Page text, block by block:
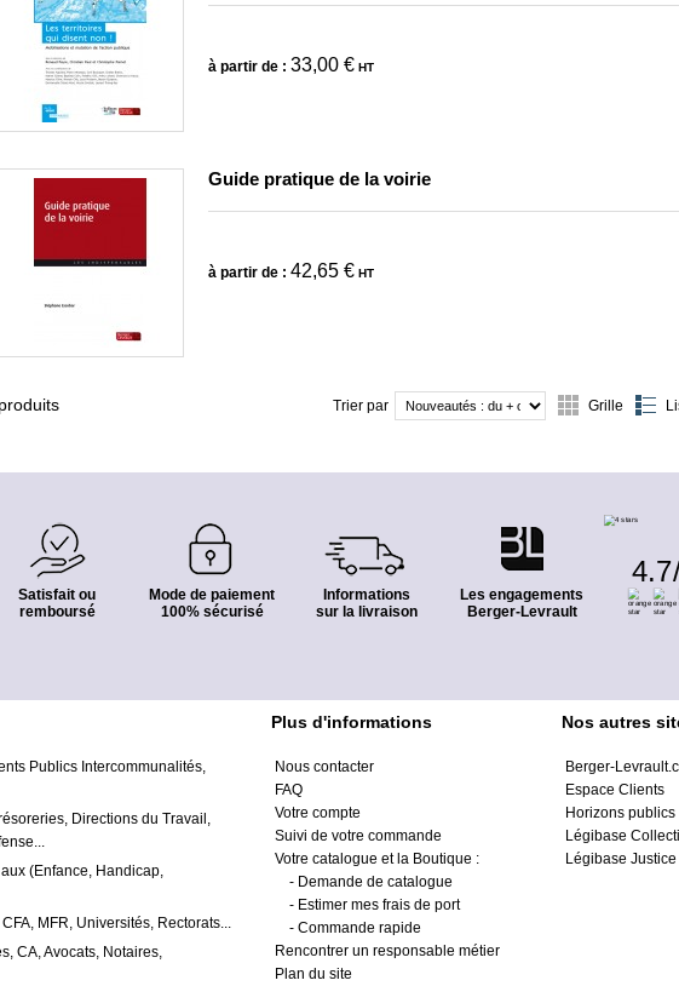
à partir de : 33,00 € HT
Guide pratique de la voirie
à partir de : 42,65 € HT
Grille
Trier par
Satisfait ou
remboursé
Mode de paiement
100% sécurisé
Informations
sur la livraison
Les engagements
Berger-Levrault
4.7
Publics Intercommunalités,
Directions du Travail,
(Enfance, Handicap,
MFR, Universités, Rectorats...
CA, Avocats, Notaires,
Plus d'informations
Nous contacter
FAQ
Votre compte
Suivi de votre commande
Votre catalogue et la Boutique :
- Demande de catalogue
- Estimer mes frais de port
- Commande rapide
Rencontrer un responsable métier
Plan du site
Nos autres
Berger-
Espace Clients
Horizons publics
Légibase
Légibase Justice